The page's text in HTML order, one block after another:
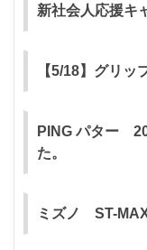
新社会人応援キ
【5/18】グリッ
PING パター
た。
ミズノ ST-MAX